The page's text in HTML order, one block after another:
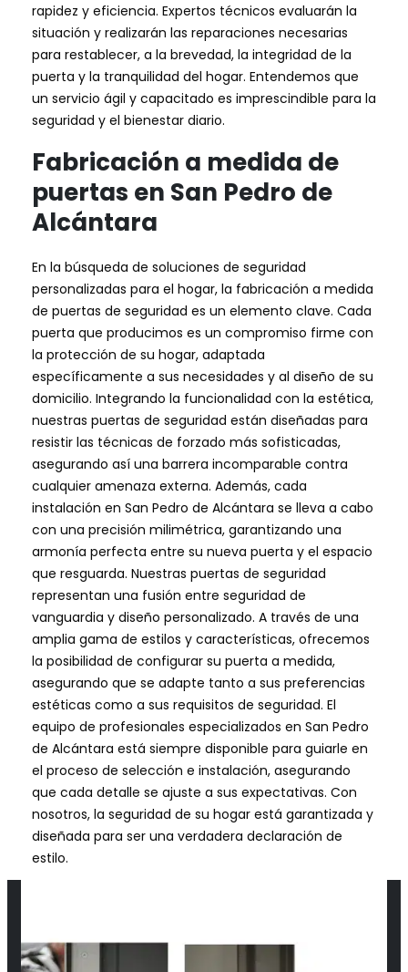
rapidez y eficiencia. Expertos técnicos evaluarán la
situación y realizarán las reparaciones necesarias
para restablecer, a la brevedad, la integridad de la
puerta y la tranquilidad del hogar. Entendemos que
un servicio ágil y capacitado es imprescindible para la
seguridad y el bienestar diario.
Fabricación a medida de
puertas en San Pedro de
Alcántara
En la búsqueda de soluciones de seguridad
personalizadas para el hogar, la fabricación a medida
de puertas de seguridad es un elemento clave. Cada
puerta que producimos es un compromiso firme con
la protección de su hogar, adaptada
específicamente a sus necesidades y al diseño de su
domicilio. Integrando la funcionalidad con la estética,
nuestras puertas de seguridad están diseñadas para
resistir las técnicas de forzado más sofisticadas,
asegurando así una barrera incomparable contra
cualquier amenaza externa. Además, cada
instalación en San Pedro de Alcántara se lleva a cabo
con una precisión milimétrica, garantizando una
armonía perfecta entre su nueva puerta y el espacio
que resguarda. Nuestras puertas de seguridad
representan una fusión entre seguridad de
vanguardia y diseño personalizado. A través de una
amplia gama de estilos y características, ofrecemos
la posibilidad de configurar su puerta a medida,
asegurando que se adapte tanto a sus preferencias
estéticas como a sus requisitos de seguridad. El
equipo de profesionales especializados en San Pedro
de Alcántara está siempre disponible para guiarle en
el proceso de selección e instalación, asegurando
que cada detalle se ajuste a sus expectativas. Con
nosotros, la seguridad de su hogar está garantizada y
diseñada para ser una verdadera declaración de
estilo.